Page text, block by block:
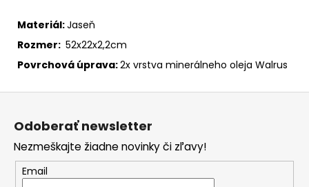
Materiál:Jaseň
Rozmer: 52x22x2,2cm
Povrchová úprava:2x vrstva minerálneho oleja Walrus
Z
Odoberať newsletter
Nezmeškajte žiadne novinky či zľavy!
Email